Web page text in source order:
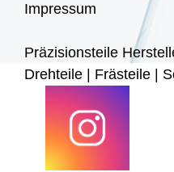
Impressum
Präzisionsteile
Drehteile | Frästeile |